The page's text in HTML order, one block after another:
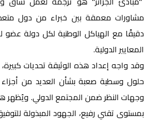
مشاورات معمقة بين خبراء من دول
دقيقًا مع الهياكل الوطنية لكل دولة
المعايير الدولية.
وقد واجه إعداد هذه الوثيقة تحديات
حلول وسطية صعبة بشأن العديد من
وجهات النظر ضمن المجتمع الدولي. ويُظهر
بمستوى تقني رفيع، الجهود المبذولة